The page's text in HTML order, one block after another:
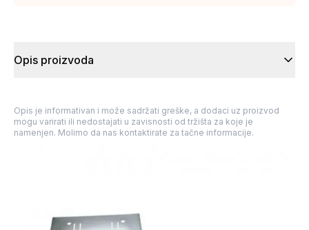
Opis proizvoda
Opis je informativan i može sadržati greške, a dodaci uz proizvod
mogu varirati ili nedostajati u zavisnosti od tržišta za koje je
namenjen. Molimo da nas kontaktirate za tačne informacije.